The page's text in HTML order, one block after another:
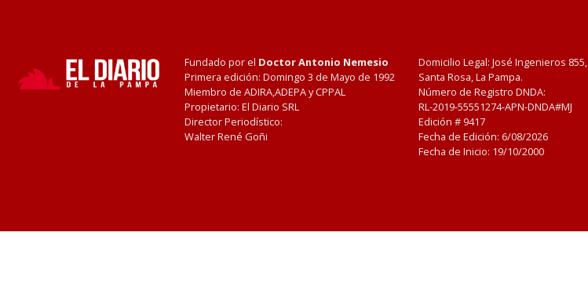
Fundado por el Doctor Antonio Nemesio
Primera edición: Domingo 3 de Mayo de 1992
Miembro de ADIRA,ADEPA y CPPAL
Propietario: El Diario SRL
Director Periodístico:
Walter René Goñi
Domicilio Legal: José Ingenieros 855,
Santa Rosa, La Pampa.
Número de Registro DNDA:
RL-2019-55551274-APN-DNDA#MJ
Edición # 9417
Fecha de Edición: 6/08/2026
Fecha de Inicio: 19/10/2000